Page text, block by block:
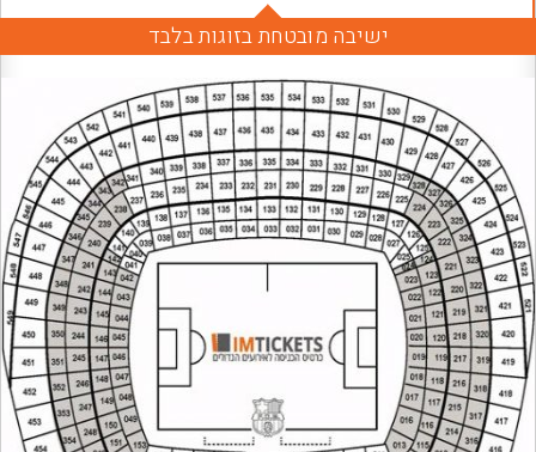
ישיבה מובטחת בזוגות בלבד